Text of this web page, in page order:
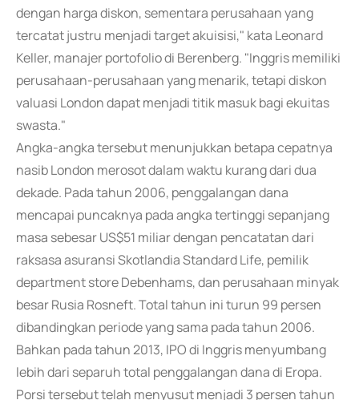
dengan harga diskon, sementara perusahaan yang
tercatat justru menjadi target akuisisi," kata Leonard
Keller, manajer portofolio di Berenberg. "Inggris memiliki
perusahaan-perusahaan yang menarik, tetapi diskon
valuasi London dapat menjadi titik masuk bagi ekuitas
swasta."
Angka-angka tersebut menunjukkan betapa cepatnya
nasib London merosot dalam waktu kurang dari dua
dekade. Pada tahun 2006, penggalangan dana
mencapai puncaknya pada angka tertinggi sepanjang
masa sebesar US$51 miliar dengan pencatatan dari
raksasa asuransi Skotlandia Standard Life, pemilik
department store Debenhams, dan perusahaan minyak
besar Rusia Rosneft. Total tahun ini turun 99 persen
dibandingkan periode yang sama pada tahun 2006.
Bahkan pada tahun 2013, IPO di Inggris menyumbang
lebih dari separuh total penggalangan dana di Eropa.
Porsi tersebut telah menyusut menjadi 3 persen tahun